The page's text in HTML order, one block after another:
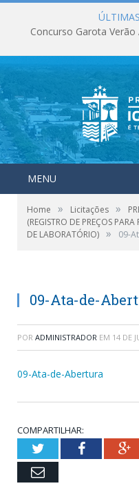
Concurso Garota
MENU
Home » Licitações »
(REGISTRO DE PREÇOS
DE LABORATÓRIO) » 09-
09-Ata-de-
POR ADMINISTRADOR EM 14 DE
09-Ata-de-Abertura
COMPARTILHAR:
TwitterFacebook
Email